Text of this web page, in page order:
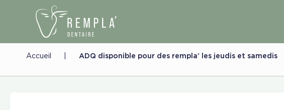
Accueil ADQ disponible pour des rempla’ les jeudis et samedis